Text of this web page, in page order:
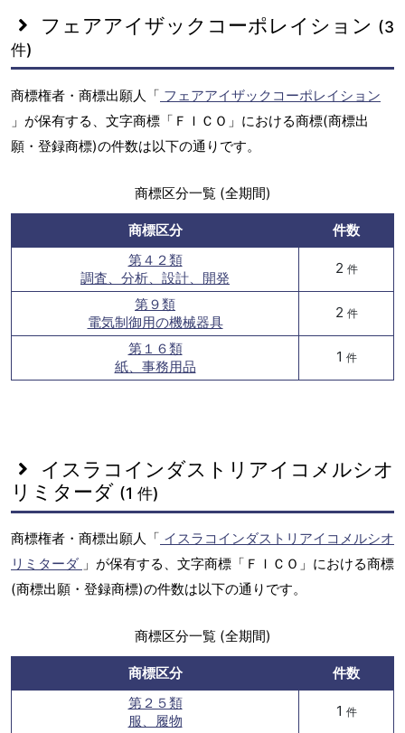
フェアアイザックコーポレイション (3
件)
商標権者・商標出願人「 フェアアイザックコーポレイション
」が保有する、文字商標「ＦＩＣＯ」における商標(商標出
願・登録商標)の件数は以下の通りです。
商標区分一覧 (全期間)
商標区分
件数
第４２類
調査、分析、設計、開発
2 件
第９類
電気制御用の機械器具
2 件
第１６類
紙、事務用品
1 件
イスラコインダストリアイコメルシオ
リミターダ (1 件)
商標権者・商標出願人「 イスラコインダストリアイコメルシオ
リミターダ 」が保有する、文字商標「ＦＩＣＯ」における商標
(商標出願・登録商標)の件数は以下の通りです。
商標区分一覧 (全期間)
商標区分
件数
第２５類
服、履物
1 件